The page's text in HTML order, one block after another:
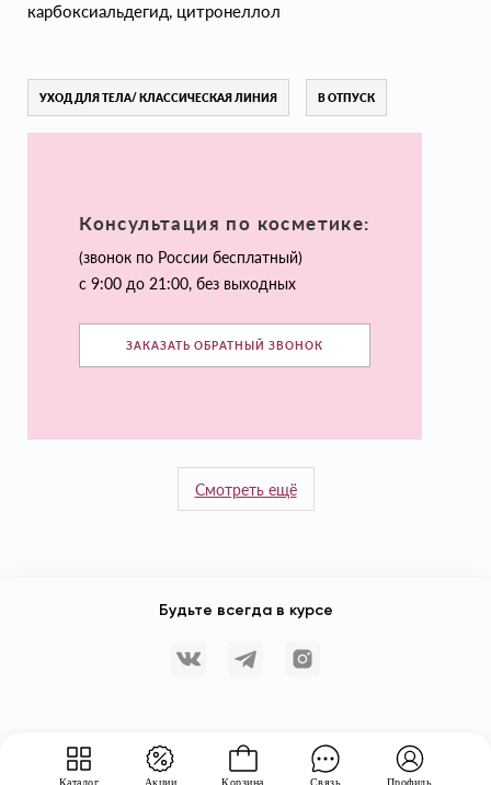
Каталог Акции Корзина Связь Профиль
карбоксиальдегид, цитронеллол
УХОД ДЛЯ ТЕЛА/ КЛАССИЧЕСКАЯ ЛИНИЯ В ОТПУСК
Консультация по косметике:
(звонок по России бесплатный)
с 9:00 до 21:00, без выходных
ЗАКАЗАТЬ ОБРАТНЫЙ ЗВОНОК
Смотреть ещё
Будьте всегда в курсе